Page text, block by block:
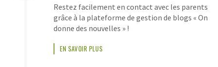
Restez facilement en contact avec les parents
grâce à la plateforme de gestion de blogs « On
donne des nouvelles » !
EN SAVOIR PLUS